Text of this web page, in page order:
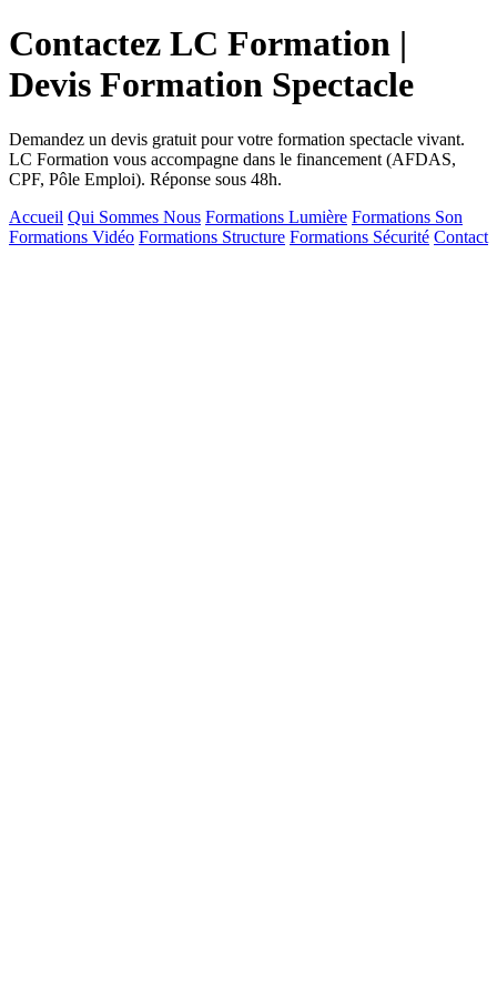
Contactez LC Formation |
Devis Formation Spectacle
Demandez un devis gratuit pour votre formation spectacle vivant.
LC Formation vous accompagne dans le financement (AFDAS,
CPF, Pôle Emploi). Réponse sous 48h.
Accueil Qui Sommes Nous Formations Lumière Formations Son
Formations Vidéo Formations Structure Formations Sécurité Contact